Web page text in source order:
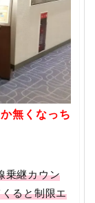
無くなっち
乗継カウン
ると制限エ